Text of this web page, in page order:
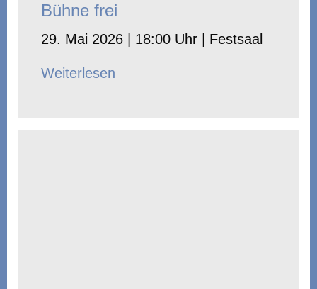
Bühne frei
29. Mai 2026 | 18:00 Uhr | Festsaal
Weiterlesen